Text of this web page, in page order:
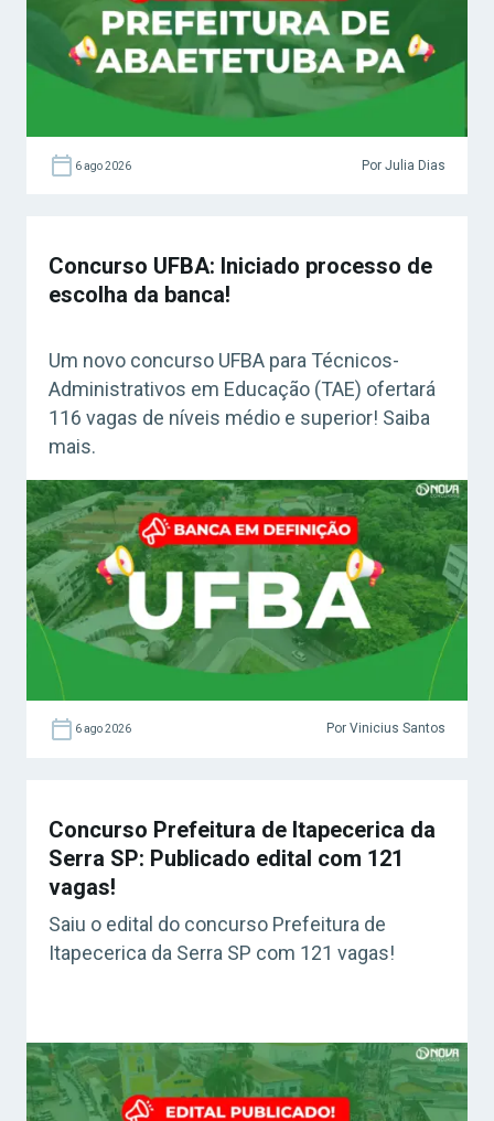
6 ago 2026 Por Julia Dias
Concurso UFBA: Iniciado processo de
escolha da banca!
Um novo concurso UFBA para Técnicos-
Administrativos em Educação (TAE) ofertará
116 vagas de níveis médio e superior! Saiba
mais.
6 ago 2026 Por Vinicius Santos
Concurso Prefeitura de Itapecerica da
Serra SP: Publicado edital com 121
vagas!
Saiu o edital do concurso Prefeitura de
Itapecerica da Serra SP com 121 vagas!